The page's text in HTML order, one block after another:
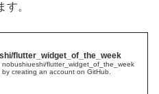
。
flutter_widget_of_the_week
nobushiueshi/flutter_widget_of_the_week
creating an account on GitHub.